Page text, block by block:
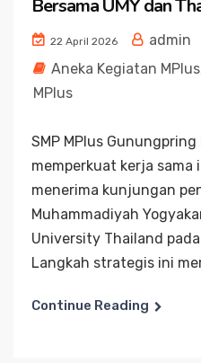
Bersama UMY dan
22 April 2026
admin
Aneka Kegiatan MPlus
MPlus
SMP MPlus
memperkuat kerja
menerima kunjungan
Muhammadiyah
University Thailand
Langkah strategis ini
Continue Reading